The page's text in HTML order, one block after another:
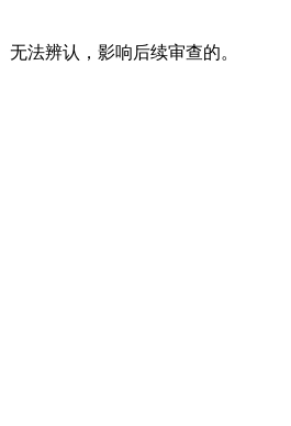
法辨认，影响后续审查的。